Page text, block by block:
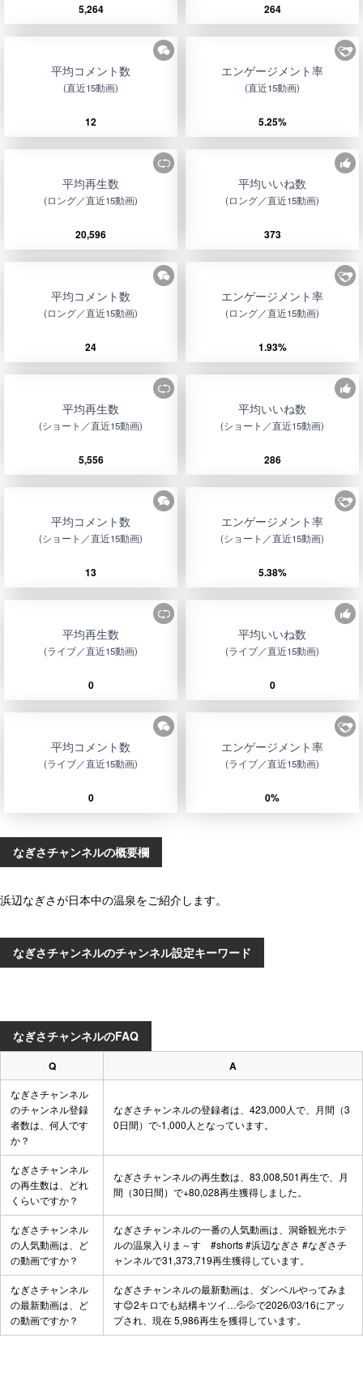
5,264 264
平均コメント数
(直近15動画)
12
エンゲージメント率
(直近15動画)
5.25%
平均再生数
(ロング／直近15動画)
20,596
平均いいね数
(ロング／直近15動画)
373
平均コメント数
(ロング／直近15動画)
24
エンゲージメント率
(ロング／直近15動画)
1.93%
平均再生数
(ショート／直近15動画)
5,556
平均いいね数
(ショート／直近15動画)
286
平均コメント数
(ショート／直近15動画)
13
エンゲージメント率
(ショート／直近15動画)
5.38%
平均再生数
(ライブ／直近15動画)
0
平均いいね数
(ライブ／直近15動画)
0
平均コメント数
(ライブ／直近15動画)
0
エンゲージメント率
(ライブ／直近15動画)
0%
なぎさチャンネルの概要欄
浜辺なぎさが日本中の温泉をご紹介します。
なぎさチャンネルのチャンネル設定キーワード
なぎさチャンネルのFAQ
Q A
なぎさチャンネル
のチャンネル登録
者数は、何人です
か？
なぎさチャンネルの登録者は、423,000人で、月間（3
0日間）で-1,000人となっています。
なぎさチャンネル
の再生数は、どれ
くらいですか？
なぎさチャンネルの再生数は、83,008,501再生で、月
間（30日間）で+80,028再生獲得しました。
なぎさチャンネル
の人気動画は、ど
の動画ですか？
なぎさチャンネルの一番の人気動画は、 洞爺観光ホテ
ルの温泉入りま～す #shorts #浜辺なぎさ #なぎさチ
ャンネルで31,373,719再生獲得しています。
なぎさチャンネル
の最新動画は、ど
の動画ですか？
なぎさチャンネルの最新動画は、 ダンベルやってみま
す😊2キロでも結構キツイ…💦💦で2026/03/16にアッ
プされ、現在 5,986再生を獲得しています。